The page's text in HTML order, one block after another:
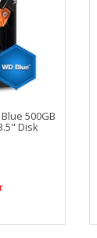
500GB
Disk